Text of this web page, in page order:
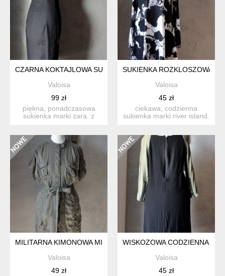
CZARNA KOKTAJLOWA SUKIENKA ZARA PENCIL DRESS S
Valoisa
99 zł
piękna, ponadczasowa
sukienka marki zara. z
SUKIENKA ROZKLOSZOWANA
Valoisa
45 zł
ciekawa, codzienna
sukienka marki river island.
MILITARNA KIMONOWA MINI RIVER ISLAND LYOCELL XS S
Valoisa
49 zł
WISKOZOWA CODZIENNA
Valoisa
45 zł